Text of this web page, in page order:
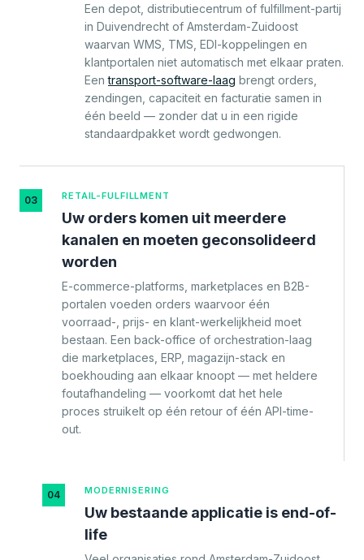
Een depot, distributiecentrum of fulfillment-partij
in Duivendrecht of Amsterdam-Zuidoost
waarvan WMS, TMS, EDI-koppelingen en
klantportalen niet automatisch met elkaar praten.
Eentransport-software-laag brengt orders,
zendingen, capaciteit en facturatie samen in
één beeld — zonder dat u in een rigide
standaardpakket wordt gedwongen.
03 RETAIL-FULFILLMENT
Uw orders komen uit meerdere
kanalen en moeten geconsolideerd
worden
E-commerce-platforms, marketplaces en B2B-
portalen voeden orders waarvoor één
voorraad-, prijs- en klant-werkelijkheid moet
bestaan. Een back-office of orchestration-laag
die marketplaces, ERP, magazijn-stack en
boekhouding aan elkaar knoopt — met heldere
foutafhandeling — voorkomt dat het hele
proces struikelt op één retour of één API-time-
out.
04 MODERNISERING
Uw bestaande applicatie is end-of-
life